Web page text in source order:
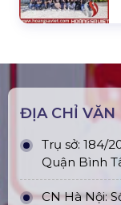
ĐỊA CHỈ VĂN
Trụ sở: 184/
Quận Bình
CN Hà Nội: